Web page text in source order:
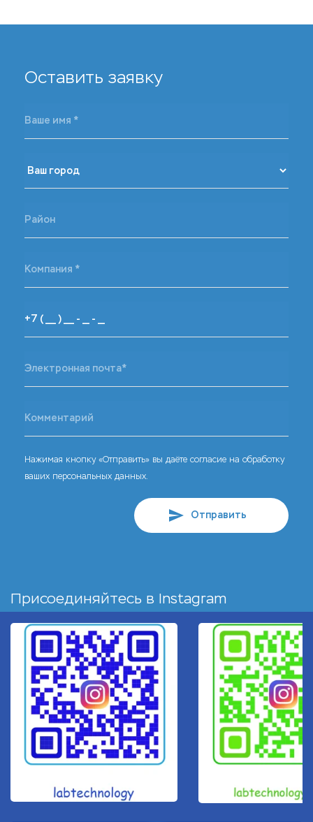
Оставить заявку
Нажимая кнопку «Отправить» вы даёте согласие на обработку
ваших персональных данных.
Отправить
Присоединяйтесь в Instagram